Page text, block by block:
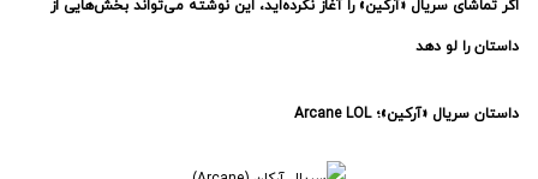
اگر تماشای سریال «آرکین» را آغاز نکرده‌اید، این نوشته می‌تواند بخش‌هایی از
داستان را لو دهد
داستان سریال «آرکین»؛ Arcane LOL